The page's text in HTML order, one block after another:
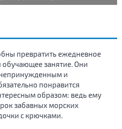
превратить ежедневное
обучающее занятие. Они
и
понравится
образом: ведь ему
забавных морских
с крючками.